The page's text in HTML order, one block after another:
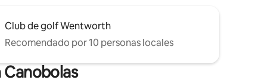
Club de golf Wentworth
Recomendado por 10 personas locales